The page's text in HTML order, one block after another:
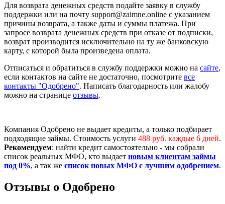
Для возврата денежных средств подайте заявку в службу
поддержки или на почту support@zaimne.online с указанием
причины возврата, а также даты и суммы платежа. При
запросе возврата денежных средств при отказе от подписки,
возврат производится исключительно на ту же банковскую
карту, с которой была произведена оплата.
Отписаться и обратиться в службу поддержки можно на сайте,
если контактов на сайте не достаточно, посмотрите все
контакты "Одобрено". Написать благодарность или жалобу
можно на странице отзывы.
Компания Одобрено не выдает кредиты, а только подбирает
подходящие займы. Стоимость услуги 488 руб. каждые 6 дней.
Рекомендуем: найти кредит самостоятельно - мы собрали
список реальных МФО, кто выдает новым клиентам займы
под 0%, а так же список новых МФО с лучшим одобрением.
Отзывы о Одобрено